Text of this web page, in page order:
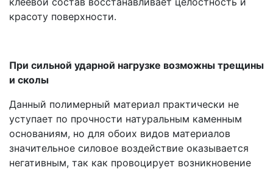
красоту поверхности.
При сильной ударной нагрузке возможны трещины
и сколы
Данный полимерный материал практически не
уступает по прочности натуральным каменным
основаниям, но для обоих видов материалов
значительное силовое воздействие оказывается
негативным, так как провоцирует возникновение